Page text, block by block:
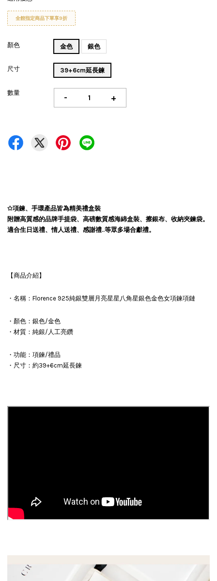
全館指定商品下單享9折
顏色 金色 銀色
尺寸 39+6cm延長鍊
數量 - +
✩項鍊、手環產品皆為精美禮盒裝
附贈高質感的品牌手提袋、高磅數質感海綿盒裝、擦銀布、收納夾鍊袋。
適合生日送禮、情人送禮、感謝禮..等眾多場合獻禮。
【商品介紹】
・名稱：Florence 925純銀雙層月亮星星八角星銀色金色女項鍊項鏈
・顏色：銀色/金色
・材質：純銀/人工亮鑽
・功能：項鍊/禮品
・尺寸：約39+6cm延長鍊